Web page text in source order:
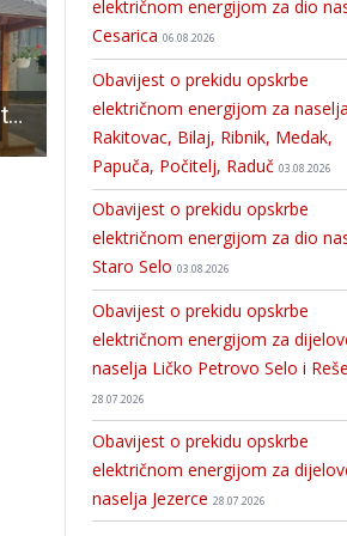
Dok neke “velike” turističke zajednice ljenčare, u Perušiću rade punom parom Ove godine blagdanski program u Gospiću trajat će od 6.do 31.prosinca. Imat ćemo i klizalište!!!
električnom energijom za dio
Cesarica 06.08.2026
Obavijest o prekidu opskrbe
električnom energijom za naselja
Rakitovac, Bilaj, Ribnik, Medak,
Papuča, Počitelj, Raduč 03.08.2026
Obavijest o prekidu opskrbe
električnom energijom za dio
Staro Selo 03.08.2026
Obavijest o prekidu opskrbe
električnom energijom za
naselja Ličko Petrovo Selo i
28.07.2026
Obavijest o prekidu opskrbe
električnom energijom za
naselja Jezerce 28.07.2026